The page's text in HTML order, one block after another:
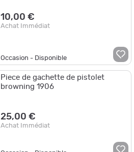
10,00 €
Achat Immédiat
Occasion - Disponible
Piece de gachette de pistolet
browning 1906
25,00 €
Achat Immédiat